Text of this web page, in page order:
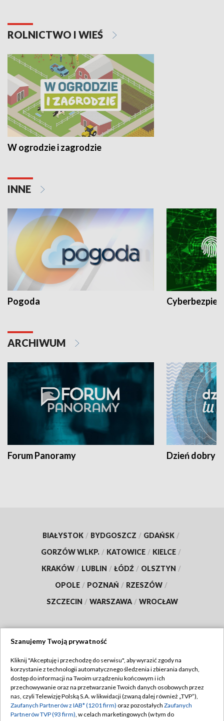
ROLNICTWO I WIEŚ
W ogrodzie i zagrodzie
INNE
Pogoda
ARCHIWUM
Forum Panoramy Dzień dobry
BIAŁYSTOK / BYDGOSZCZ / GDAŃSK /
GORZÓW WLKP. / KATOWICE / KIELCE /
KRAKÓW / LUBLIN / ŁÓDŹ / OLSZTYN /
OPOLE / POZNAŃ / RZESZÓW /
SZCZECIN / WARSZAWA / WROCŁAW
TVP
Abonament TVP
Emisja w TVP
Regulamin TVP
Polityka prywatności
Szanujemy Twoją prywatność
Kliknij "Akceptuję i przechodzę do serwisu", aby wyrazić zgody na
korzystanie z technologii automatycznego śledzenia i zbierania danych,
dostęp do informacji na Twoim urządzeniu końcowym i ich
przechowywanie oraz na przetwarzanie Twoich danych osobowych przez
nas, czyli Telewizję Polską S.A. w likwidacji (zwaną dalej również „TVP”),
Zaufanych Partnerów z IAB* (1201 firm) oraz pozostałych Zaufanych
Partnerów TVP (93 firm), w celach marketingowych (w tym do